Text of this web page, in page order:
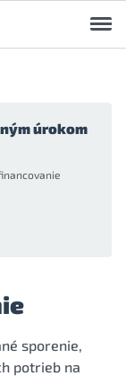
úrokom
sporenie,
potrieb na